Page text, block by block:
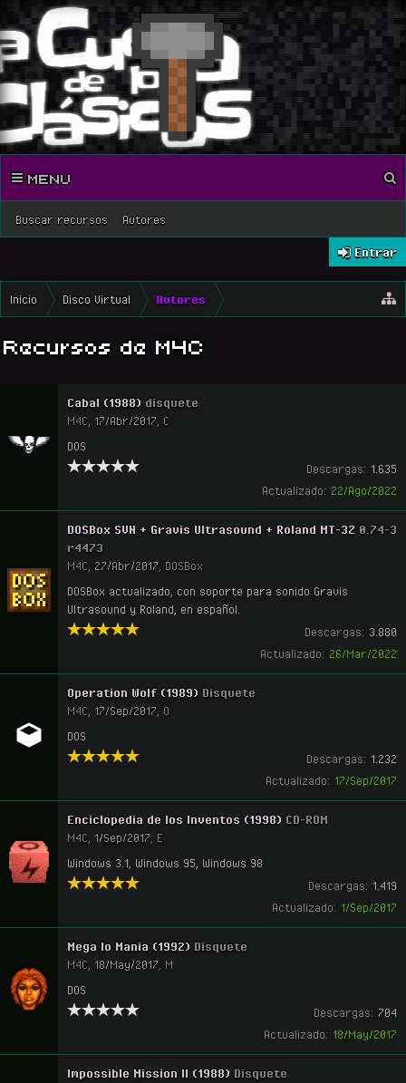
Buscar recursos Autores
MENU
Entrar
Inicio Disco Virtual Autores
Recursos de M4C
Cabal (1988) disquete
M4C 17/Abr/2017 C
DOS
Descargas: 1.635
Actualizado: 22/Ago/2022
DOSBox SVN + Gravis Ultrasound + Roland MT-32 0.74-3
r4473
M4C 27/Abr/2017 DOSBox
DOSBox actualizado, con soporte para sonido Gravis
Ultrasound y Roland, en español.
Descargas: 3.880
Actualizado: 26/Mar/2022
Operation Wolf (1989) Disquete
M4C 17/Sep/2017 O
DOS
Descargas: 1.232
Actualizado: 17/Sep/2017
Enciclopedia de los Inventos (1998) CD-ROM
M4C 1/Sep/2017 E
Windows 3.1, Windows 95, Windows 98
Descargas: 1.419
Actualizado: 1/Sep/2017
Mega lo Mania (1992) Disquete
M4C 18/May/2017 M
DOS
Descargas: 704
Actualizado: 18/May/2017
Impossible Mission II (1988) Disquete